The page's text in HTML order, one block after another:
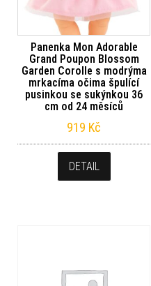
Panenka Mon Adorable
Grand Poupon Blossom
Garden Corolle s modrýma
mrkacíma očima špulící
pusinkou se sukýnkou 36
cm od 24 měsíců
919 Kč
DETAIL